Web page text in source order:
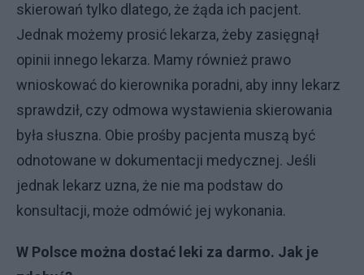
skierowań tylko dlatego, że żąda ich pacjent.
Jednak możemy prosić lekarza, żeby zasięgnął
opinii innego lekarza. Mamy również prawo
wnioskować do kierownika poradni, aby inny lekarz
sprawdził, czy odmowa wystawienia skierowania
była słuszna. Obie prośby pacjenta muszą być
odnotowane w dokumentacji medycznej. Jeśli
jednak lekarz uzna, że nie ma podstaw do
konsultacji, może odmówić jej wykonania.
W Polsce można dostać leki za darmo. Jak je